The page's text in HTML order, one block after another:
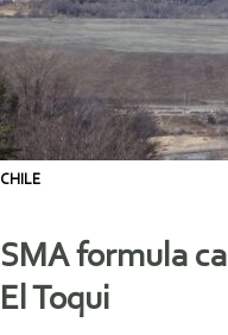
CHILE
SMA formula
El Toqui